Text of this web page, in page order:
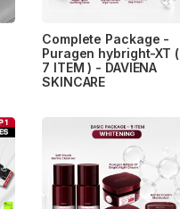
Complete Package -
Puragen hybright-XT (
7 ITEM ) - DAVIENA
SKINCARE